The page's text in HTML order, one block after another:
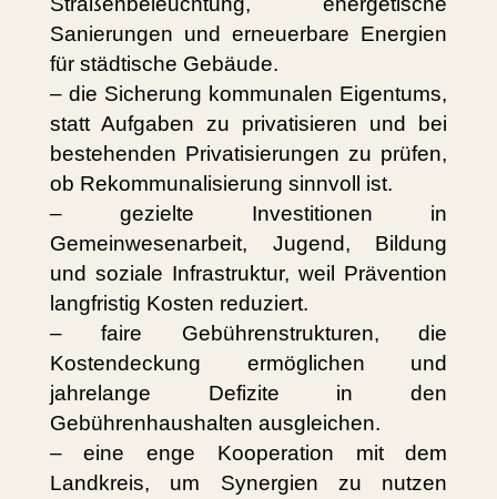
Sanierungen und erneuerbare Energien
für städtische Gebäude.
– die Sicherung kommunalen Eigentums,
statt Aufgaben zu privatisieren und bei
bestehenden Privatisierungen zu prüfen,
ob Rekommunalisierung sinnvoll ist.
– gezielte Investitionen in
Gemeinwesenarbeit, Jugend, Bildung
und soziale Infrastruktur, weil Prävention
langfristig Kosten reduziert.
– faire Gebührenstrukturen, die
Kostendeckung ermöglichen und
jahrelange Defizite in den
Gebührenhaushalten ausgleichen.
– eine enge Kooperation mit dem
Landkreis, um Synergien zu nutzen